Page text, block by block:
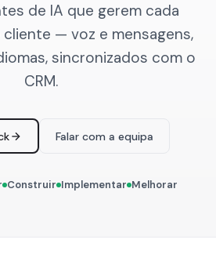
de IA que gerem cada
— voz e mensagens,
sincronizados com o
CRM.
Falar com a equipa
Construir Implementar Melhorar